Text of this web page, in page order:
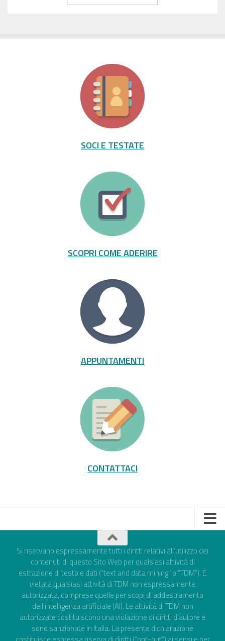
SOCI E TESTATE
SCOPRI COME ADERIRE
APPUNTAMENTI
CONTATTACI
Si riservano espressamente tutti i diritti relativi all’utilizzo dei
contenuti di questo Sito Web per qualsiasi attività di
estrazione di testo e dati (“text and data mining” o “TDM”). È
vietata qualsiasi attività di TDM non espressamente
autorizzata, comprese quelle per scopi di addestramento
dell’intelligenza artificiale (AI). Le attività di TDM non
autorizzate costituiscono una violazione di diritti d’autore e
sono sanzionate in Italia. La presente dichiarazione